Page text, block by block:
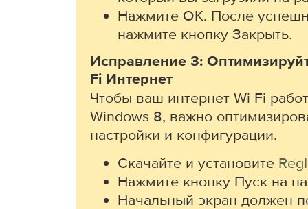
Нажмите ОК. После
нажмите кнопку Закрыть.
Исправление 3:
Fi Интернет
Чтобы ваш интернет Wi-Fi
Windows 8, важно
настройки и конфигурации.
Скачайте и установите
Нажмите кнопку Пуск на
Начальный экран должен